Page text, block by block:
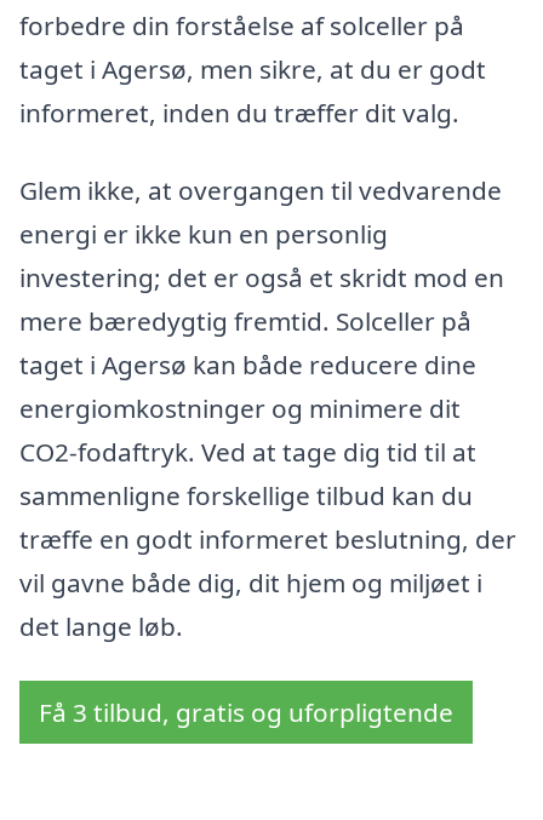
forbedre din forståelse af solceller på
taget i Agersø, men sikre, at du er godt
informeret, inden du træffer dit valg.
Glem ikke, at overgangen til vedvarende
energi er ikke kun en personlig
investering; det er også et skridt mod en
mere bæredygtig fremtid. Solceller på
taget i Agersø kan både reducere dine
energiomkostninger og minimere dit
CO2-fodaftryk. Ved at tage dig tid til at
sammenligne forskellige tilbud kan du
træffe en godt informeret beslutning, der
vil gavne både dig, dit hjem og miljøet i
det lange løb.
Få 3 tilbud, gratis og uforpligtende